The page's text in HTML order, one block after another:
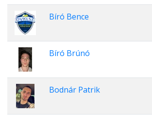
Bíró Bence
Bíró Brúnó
Bodnár Patrik